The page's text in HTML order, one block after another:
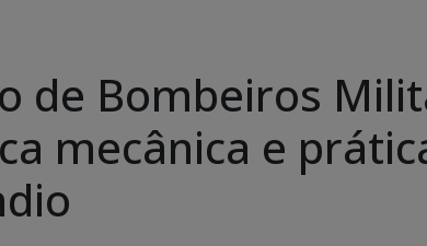
de Bombeiros
mecânica e